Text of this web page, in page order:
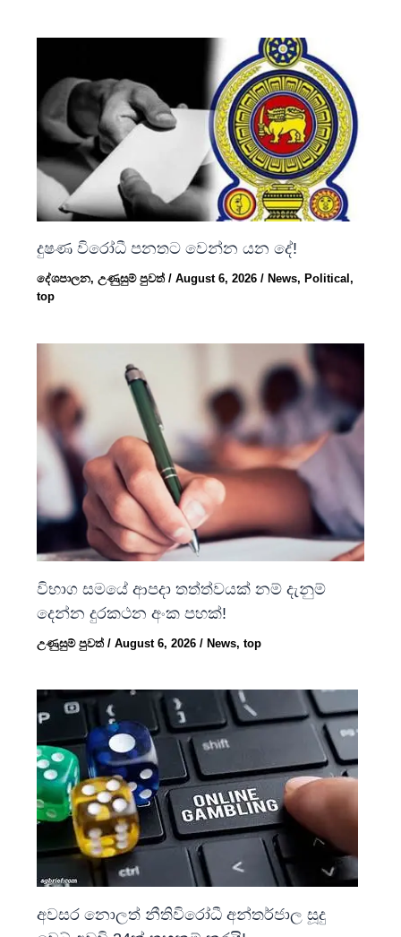
දුෂණ විරෝධී පනතට වෙන්න යන දේ!
දේශපාලන,උණුසුම් පුවත්/August 6, 2026/ News, Political,
top
විභාග සමයේ ආපදා තත්ත්වයක් නම් දැනුම්
දෙන්න දුරකථන අංක පහක්!
උණුසුම් පුවත්/August 6, 2026/ News,top
අවසර නොලත් නීතිවිරෝධී අන්තර්ජාල සූදු